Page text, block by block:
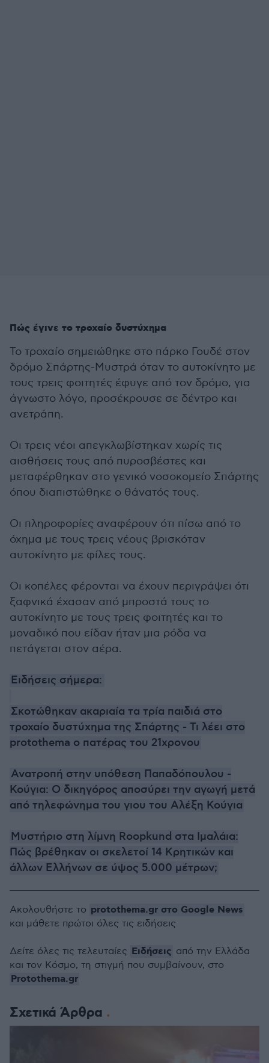
Πώς έγινε το τροχαίο δυστύχημα
Το τροχαίο σημειώθηκε στο πάρκο Γουδέ στον
δρόμο Σπάρτης-Μυστρά όταν το αυτοκίνητο με
τους τρεις φοιτητές έφυγε από τον δρόμο, για
άγνωστο λόγο, προσέκρουσε σε δέντρο και
ανετράπη.
Οι τρεις νέοι απεγκλωβίστηκαν χωρίς τις
αισθήσεις τους από πυροσβέστες και
μεταφέρθηκαν στο γενικό νοσοκομείο Σπάρτης
όπου διαπιστώθηκε ο θάνατός τους.
Οι πληροφορίες αναφέρουν ότι πίσω από το
όχημα με τους τρεις νέους βρισκόταν
αυτοκίνητο με φίλες τους.
Οι κοπέλες φέρονται να έχουν περιγράψει ότι
ξαφνικά έχασαν από μπροστά τους το
αυτοκίνητο με τους τρεις φοιτητές και το
μοναδικό που είδαν ήταν μια ρόδα να
πετάγεται στον αέρα.
Ειδήσεις σήμερα:
Σκοτώθηκαν ακαριαία τα τρία παιδιά στο
τροχαίο δυστύχημα της Σπάρτης - Τι λέει στο
protothema ο πατέρας του 21χρονου
Ανατροπή στην υπόθεση Παπαδόπουλου -
Κούγια: Ο δικηγόρος αποσύρει την αγωγή μετά
από τηλεφώνημα του γιου του Αλέξη Κούγια
Μυστήριο στη λίμνη Roopkund στα Ιμαλάια:
Πώς βρέθηκαν οι σκελετοί 14 Κρητικών και
άλλων Ελλήνων σε ύψος 5.000 μέτρων;
Σχετικά Άρθρα
Ακολουθήστε το protothema.gr στο Google News
και μάθετε πρώτοι όλες τις ειδήσεις
Δείτε όλες τις τελευταίες Ειδήσεις από την Ελλάδα
και τον Κόσμο, τη στιγμή που συμβαίνουν, στο
Protothema.gr